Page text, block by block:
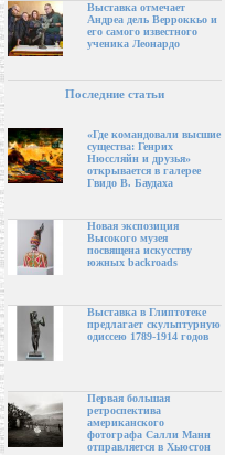
Выставка отмечает
Андреа дель Верроккьо и
его самого известного
ученика Леонардо
Последние статьи
«Где командовали высшие
существа: Генрих
Нюссляйн и друзья»
открывается в галерее
Гвидо В. Баудаха
Новая экспозиция
Высокого музея
посвящена искусству
южных backroads
Выставка в Глиптотеке
предлагает скульптурную
одиссею 1789-1914 годов
Первая большая
ретроспектива
американского
фотографа Салли Манн
отправляется в Хьюстон